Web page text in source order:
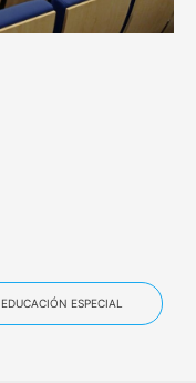
EDUCACIÓN ESPECIAL